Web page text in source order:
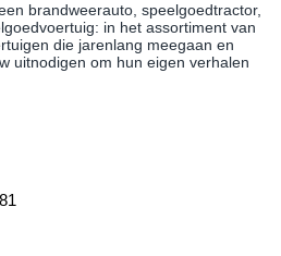
brandweerauto, speelgoedtractor,
in het assortiment van
die jarenlang meegaan en
uitnodigen om hun eigen verhalen